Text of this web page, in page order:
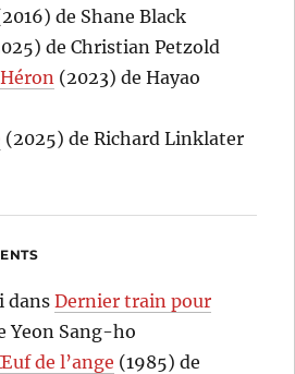
de Shane Black
de Christian Petzold
(2023) de Hayao
(2025) de Richard Linklater
dansDernier train pour
Yeon Sang-ho
de l’ange (1985) de